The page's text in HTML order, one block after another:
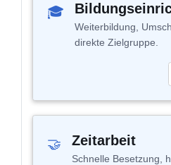
🎓
Weiterbildung,
direkte Zielgruppe.
🤝 Zeitarbeit
Schnelle Besetzung,